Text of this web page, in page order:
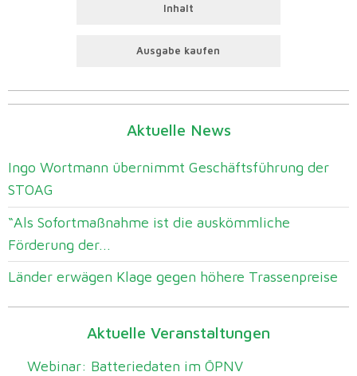
Inhalt
Ausgabe kaufen
Aktuelle News
Ingo Wortmann übernimmt Geschäftsführung der
STOAG
“Als Sofortmaßnahme ist die auskömmliche
Förderung der...
Länder erwägen Klage gegen höhere Trassenpreise
Aktuelle Veranstaltungen
Webinar: Batteriedaten im ÖPNV